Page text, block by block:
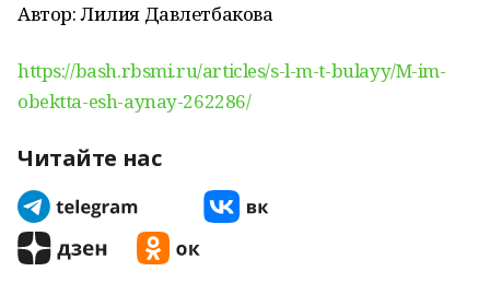
Автор: Лилия Давлетбакова
https://bash.rbsmi.ru/articles/s-l-m-t-bulayy/M-im-
obektta-esh-aynay-262286/
Читайте нас